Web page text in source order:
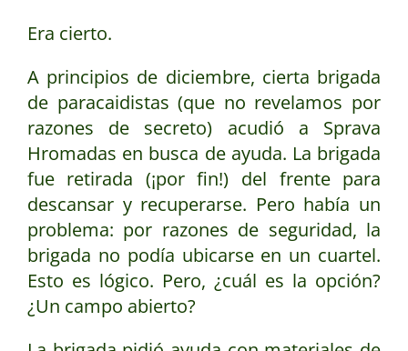
Era cierto.
A principios de diciembre, cierta brigada
de paracaidistas (que no revelamos por
razones de secreto) acudió a Sprava
Hromadas en busca de ayuda. La brigada
fue retirada (¡por fin!) del frente para
descansar y recuperarse. Pero había un
problema: por razones de seguridad, la
brigada no podía ubicarse en un cuartel.
Esto es lógico. Pero, ¿cuál es la opción?
¿Un campo abierto?